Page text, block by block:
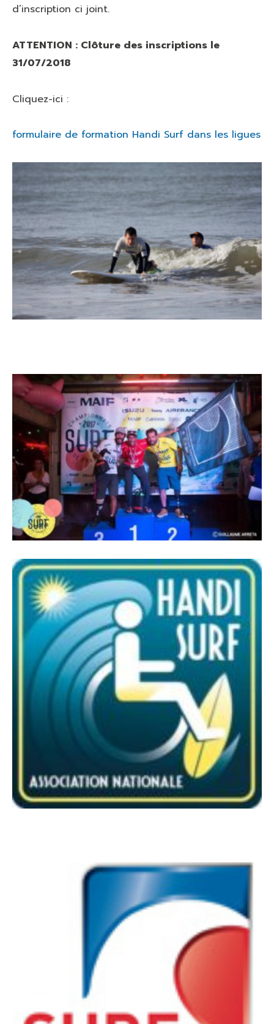
d’inscription ci joint.
ATTENTION : Clôture des inscriptions le
31/07/2018
Cliquez-ici :
formulaire de formation Handi Surf dans les ligues